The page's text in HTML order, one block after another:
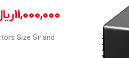
11,000,000
Size S2 and